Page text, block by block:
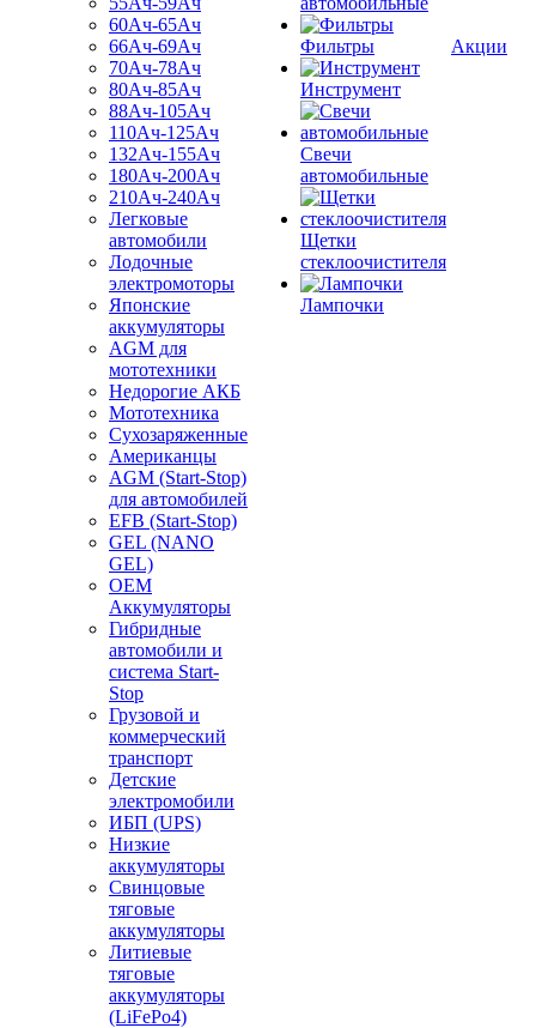
60Ач-65Ач
66Ач-69Ач
70Ач-78Ач
80Ач-85Ач
88Ач-105Ач
110Ач-125Ач
132Ач-155Ач
180Ач-200Ач
210Ач-240Ач
Легковые
автомобили
Лодочные
электромоторы
Японские
аккумуляторы
AGM для
мототехники
Недорогие АКБ
Мототехника
Сухозаряженные
Американцы
AGM (Start-Stop)
для автомобилей
EFB (Start-Stop)
GEL (NANO
GEL)
OEM
Аккумуляторы
Гибридные
автомобили и
система Start-
Stop
Грузовой и
коммерческий
транспорт
Детские
электромобили
ИБП (UPS)
Низкие
аккумуляторы
Свинцовые
тяговые
аккумуляторы
Литиевые
тяговые
аккумуляторы
(LiFePo4)
Фильтры
Инструмент
Свечи
автомобильные
Щетки
стеклоочистителя
Лампочки
Акции